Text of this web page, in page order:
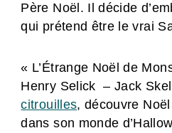
Père Noël. Il décide
qui prétend être le vrai
« L’Étrange Noël de
Henry Selick – Jack
citrouilles, découvre
dans son monde